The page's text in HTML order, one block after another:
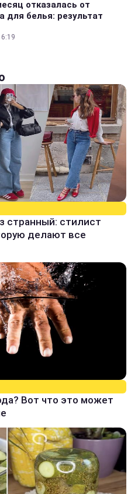
отказалась от
для белья: результат
странный: стилист
делают все
Вот что это может